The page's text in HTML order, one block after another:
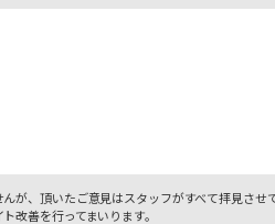
が、頂いたご意見はスタッフがすべて拝見させ
改善を行ってまいります。